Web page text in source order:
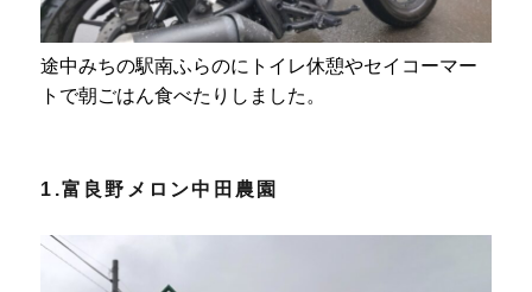
途中みちの駅南ふらのにトイレ休憩やセイコーマー
トで朝ごはん食べたりしました。
1.富良野メロン中田農園